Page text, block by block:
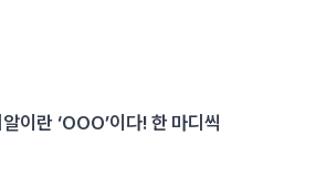
이란 ‘OOO’이다! 한 마디씩